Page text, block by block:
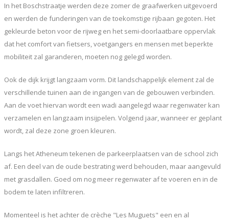
In het Boschstraatje werden deze zomer de graafwerken uitgevoerd
en werden de funderingen van de toekomstige rijbaan gegoten. Het
gekleurde beton voor de rijweg en het semi-doorlaatbare oppervlak
dat het comfort van fietsers, voetgangers en mensen met beperkte
mobiliteit zal garanderen, moeten nog gelegd worden.
Ook de dijk krijgt langzaam vorm. Dit landschappelijk element zal de
verschillende tuinen aan de ingangen van de gebouwen verbinden.
Aan de voet hiervan wordt een wadi aangelegd waar regenwater kan
verzamelen en langzaam insijpelen. Volgend jaar, wanneer er geplant
wordt, zal deze zone groen kleuren.
Langs het Atheneum tekenen de parkeerplaatsen van de school zich
af. Een deel van de oude bestrating werd behouden, maar aangevuld
met grasdallen. Goed om nog meer regenwater af te voeren en in de
bodem te laten infiltreren.
Momenteel is het achter de crèche "Les Muguets" een en al